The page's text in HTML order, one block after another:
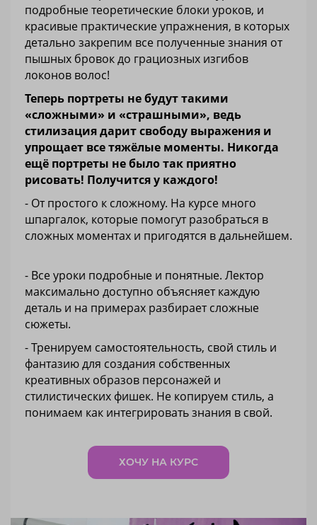
подробные теоретические блоки уроков, и
красивые практические упражнения, в которых
детально закрепим все полученные знания от
пышных бровок до грациозных изгибов
локонов волос!
Теперь портреты не будут такими
«сложными» и «страшными», ведь
стилизация дарит свободу выражения и
упрощает все тяжёлые моменты. Никогда
ещё портреты не было так приятно
рисовать! Получится у каждого!
- От простого к сложному. На курсе много
шпаргалок, которые помогут разобраться в
сложных моментах и пригодятся в дальнейшем.
- Все уроки подробные и понятные. Лектор
максимально доступно объясняет каждую
деталь и на примерах разбирает сложные
сюжеты.
- Тренируем самостоятельность, свой стиль и
фантазию для создания собственных
креативных образов персонажей и
стилистических фишек. Не копируем стиль, а
понимаем как интегрировать знания в свой.
ХОЧУ НА КУРС